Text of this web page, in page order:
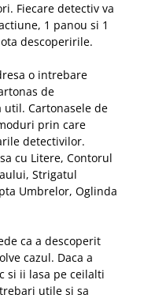
Fiecare detectiv va
1 panou si 1
descoperirile.
o intrebare
de
Cartonasele de
prin care
detectivilor.
cu Litere, Contorul
Strigatul
Umbrelor, Oglinda
ca a descoperit
cazul. Daca a
si ii lasa pe ceilalti
utile si sa